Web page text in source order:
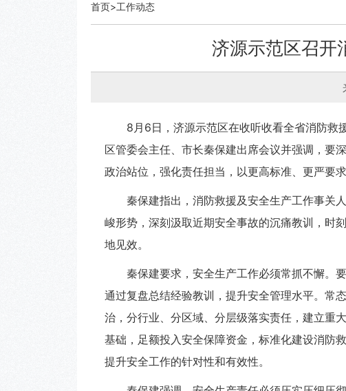
首页>工作动态
济源示范区召开
8月6日，济源示范区在收听收看全省消防救
区管委会主任、市长秦保建出席会议并强调，要
政治站位，强化责任担当，以更高标准、更严要
秦保建指出，消防救援及安全生产工作事关
峻形势，深刻汲取近期安全事故的沉痛教训，时
地见效。
秦保建要求，安全生产工作必须常抓不懈。
通过复盘总结经验教训，提升安全管理水平。常
治，分行业、分区域、分层级落实责任，建立重
基础，足额投入安全保障资金，标准化建设消防
提升安全工作的针对性和有效性。